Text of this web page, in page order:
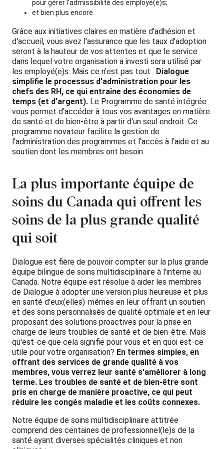
pour gérer l'admissibilité des employé(e)s;
et bien plus encore.
Grâce aux initiatives claires en matière d'adhésion et
d'accueil, vous avez l'assurance que les taux d'adoption
seront à la hauteur de vos attentes et que le service
dans lequel votre organisation a investi sera utilisé par
les employé(e)s. Mais ce n'est pas tout : Dialogue
simplifie le processus d'administration pour les
chefs des RH, ce qui entraîne des économies de
temps (et d'argent). Le Programme de santé intégrée
vous permet d'accéder à tous vos avantages en matière
de santé et de bien-être à partir d'un seul endroit. Ce
programme novateur facilite la gestion de
l'administration des programmes et l'accès à l'aide et au
soutien dont les membres ont besoin.
La plus importante équipe de
soins du Canada qui offrent les
soins de la plus grande qualité
qui soit
Dialogue est fière de pouvoir compter sur la plus grande
équipe bilingue de soins multidisciplinaire à l'interne au
Canada. Notre équipe est résolue à aider les membres
de Dialogue à adopter une version plus heureuse et plus
en santé d'eux(elles)-mêmes en leur offrant un soutien
et des soins personnalisés de qualité optimale et en leur
proposant des solutions proactives pour la prise en
charge de leurs troubles de santé et de bien-être. Mais
qu'est-ce que cela signifie pour vous et en quoi est-ce
utile pour votre organisation? En termes simples, en
offrant des services de grande qualité à vos
membres, vous verrez leur santé s'améliorer à long
terme. Les troubles de santé et de bien-être sont
pris en charge de manière proactive, ce qui peut
réduire les congés maladie et les coûts connexes.
Notre équipe de soins multidisciplinaire attitrée
comprend des centaines de professionnel(le)s de la
santé ayant diverses spécialités cliniques et non